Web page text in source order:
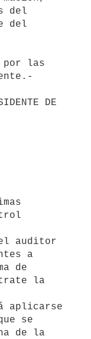
del
del
auditor
a
de
la
se
de la